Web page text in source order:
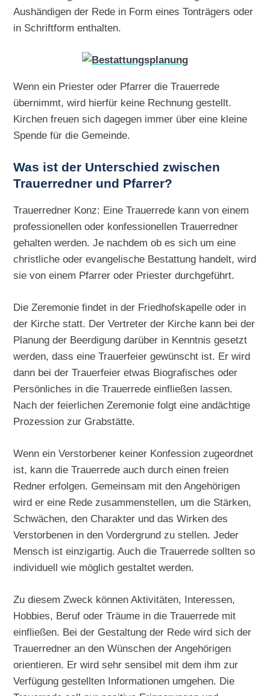
Aushändigen der Rede in Form eines Tonträgers oder
in Schriftform enthalten.
Wenn ein Priester oder Pfarrer die Trauerrede
übernimmt, wird hierfür keine Rechnung gestellt.
Kirchen freuen sich dagegen immer über eine kleine
Spende für die Gemeinde.
Was ist der Unterschied zwischen
Trauerredner und Pfarrer?
Trauerredner Konz: Eine Trauerrede kann von einem
professionellen oder konfessionellen Trauerredner
gehalten werden. Je nachdem ob es sich um eine
christliche oder evangelische Bestattung handelt, wird
sie von einem Pfarrer oder Priester durchgeführt.
Die Zeremonie findet in der Friedhofskapelle oder in
der Kirche statt. Der Vertreter der Kirche kann bei der
Planung der Beerdigung darüber in Kenntnis gesetzt
werden, dass eine Trauerfeier gewünscht ist. Er wird
dann bei der Trauerfeier etwas Biografisches oder
Persönliches in die Trauerrede einfließen lassen.
Nach der feierlichen Zeremonie folgt eine andächtige
Prozession zur Grabstätte.
Wenn ein Verstorbener keiner Konfession zugeordnet
ist, kann die Trauerrede auch durch einen freien
Redner erfolgen. Gemeinsam mit den Angehörigen
wird er eine Rede zusammenstellen, um die Stärken,
Schwächen, den Charakter und das Wirken des
Verstorbenen in den Vordergrund zu stellen. Jeder
Mensch ist einzigartig. Auch die Trauerrede sollten so
individuell wie möglich gestaltet werden.
Zu diesem Zweck können Aktivitäten, Interessen,
Hobbies, Beruf oder Träume in die Trauerrede mit
einfließen. Bei der Gestaltung der Rede wird sich der
Trauerredner an den Wünschen der Angehörigen
orientieren. Er wird sehr sensibel mit dem ihm zur
Verfügung gestellten Informationen umgehen. Die